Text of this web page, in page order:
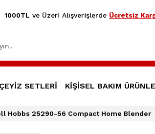
1000TL ve Üzeri Alışverişlerde Ücretsiz
ÇEYİZ SETLERİ KİŞİSEL BAKIM
Hobbs 25290-56 Compact Home Blender